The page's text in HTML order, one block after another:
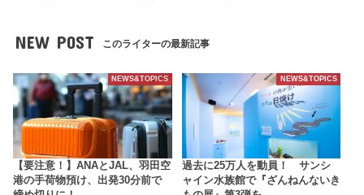
NEW POST このライターの最新記事
NEWS&TOPICS
【要注意！】ANAとJAL、羽田空
港の手荷物預け、出発30分前で
NEWS&TOPICS
過去に25万人を動員！ サンシ
ャイン水族館で『ざんねんないき